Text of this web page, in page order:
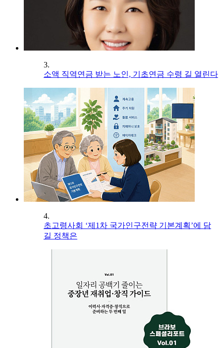
3.
소액 직역연금 받는 노인, 기초연금 수령 길 열린다
4.
초고령사회 ‘제1차 국가인구전략 기본계획’에 담
길 정책은